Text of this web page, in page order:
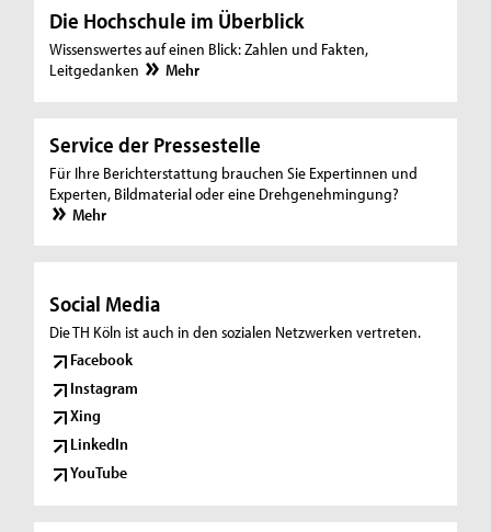
d
n
Die Hochschule im Überblick
Wissenswertes auf einen Blick: Zahlen und Fakten,
Leitgedanken
Mehr
Service der Pressestelle
Für Ihre Berichterstattung brauchen Sie Expertinnen und
Experten, Bildmaterial oder eine Drehgenehmingung?
Mehr
Social Media
Die TH Köln ist auch in den sozialen Netzwerken vertreten.
Facebook
Instagram
Xing
LinkedIn
YouTube